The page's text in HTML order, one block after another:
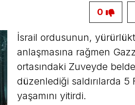
0
İsrail ordusunun,
anlaşmasına rağmen
ortasındaki Zuveyde
düzenlediği saldırılarda 5
yaşamını yitirdi.